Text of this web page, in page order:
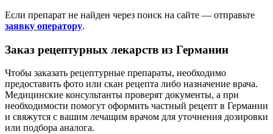
Если препарат не найден через поиск на сайте — отправьте
заявку оператору.
Заказ рецептурных лекарств из Германии
Чтобы заказать рецептурные препараты, необходимо
предоставить фото или скан рецепта либо назначение врача.
Медицинские консультанты проверят документы, а при
необходимости помогут оформить частный рецепт в Германии
и свяжутся с вашим лечащим врачом для уточнения дозировки
или подбора аналога.